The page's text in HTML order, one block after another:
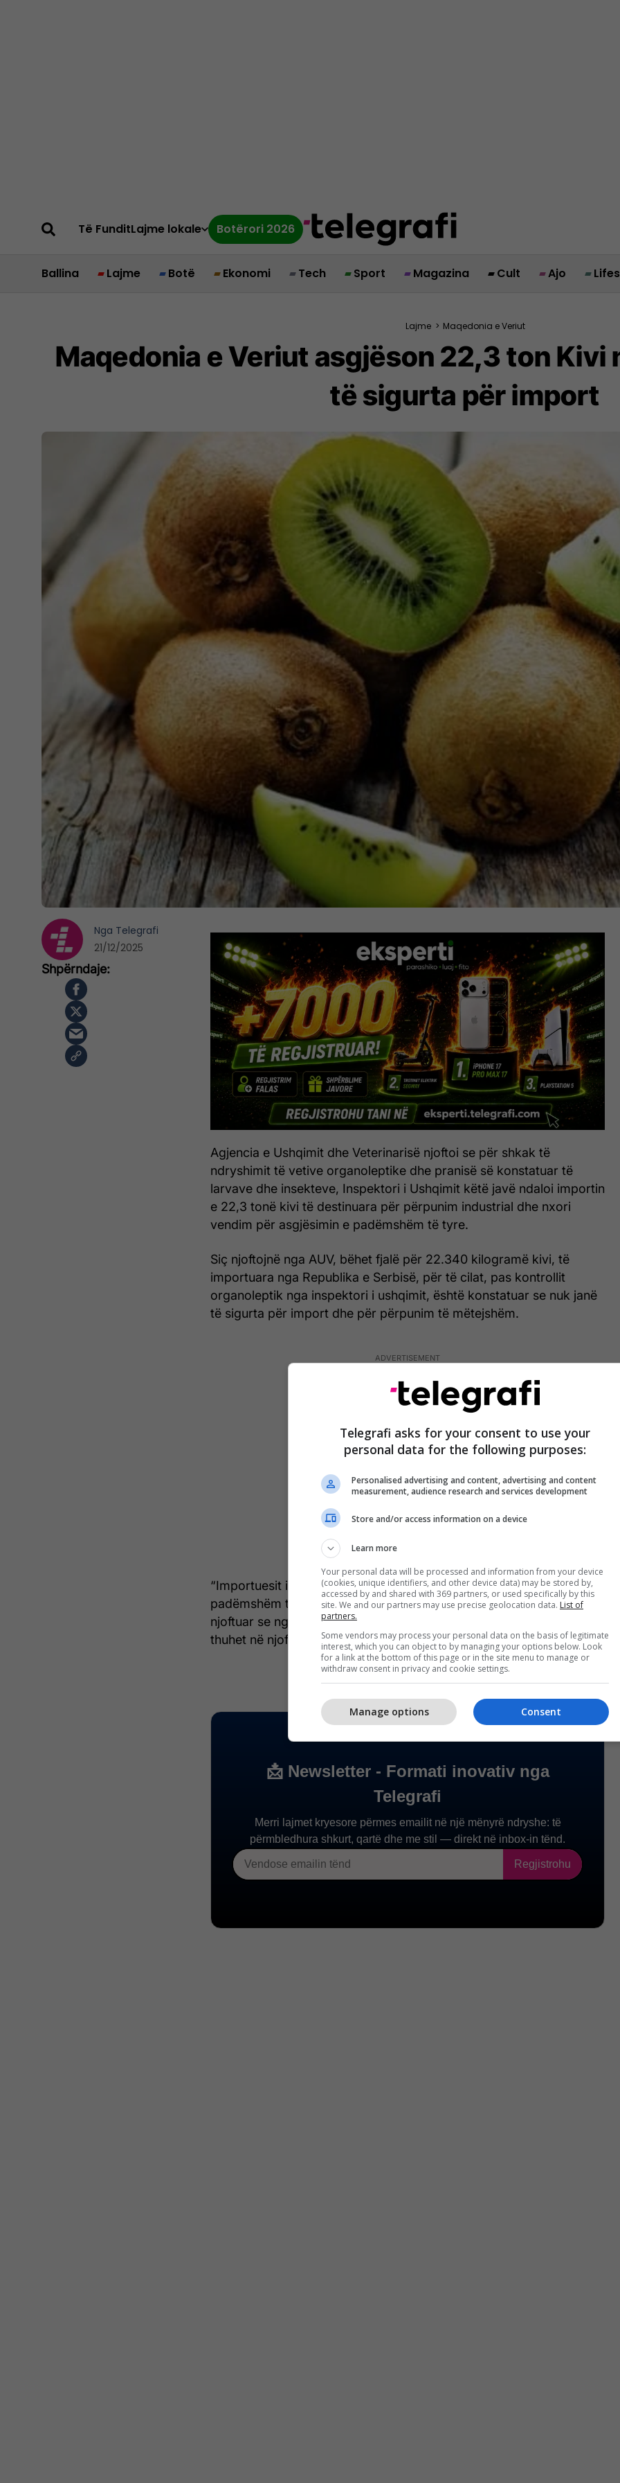
Të FunditLajme lokale Botërori 2026
Ballina Lajme Botë Ekonomi Tech Sport Magazina Cult Ajo
Lajme > Maqedonia e Veriut
Maqedonia e Veriut asgjëson 22,3 ton Kivi
të sigurta për import
Agjencia e Ushqimit dhe Veterinarisë njoftoi se për shkak të
ndryshimit të vetive organoleptike dhe pranisë së konstatuar të
larvave dhe insekteve, Inspektori i Ushqimit këtë javë ndaloi importin
e 22,3 tonë kivi të destinuara për përpunim industrial dhe nxori
vendim për asgjësimin e padëmshëm të tyre.
Siç njoftojnë nga AUV, bëhet fjalë për 22.340 kilogramë kivi, të
importuara nga Republika e Serbisë, për të cilat, pas kontrollit
organoleptik nga inspektori i ushqimit, është konstatuar se nuk janë
të sigurta për import dhe për përpunim të mëtejshëm.
“Importuesit i është lëshuar vendim me urdhër për asgjësimin e
padëmshëm të sasisë së kontestuar të kivit, pasi nga ana e tij është
njoftuar se ngarkesa nuk mund të kthehet në vendin eksportues”,
thuhet në njoftimin e Agjencisë së Ushqimit dhe Veterinarisë.
Nga Telegrafi
21/12/2025
Telegrafi asks for your consent to use your
personal data for the following purposes:
Personalised advertising and content, advertising and content
measurement, audience research and services development
Store and/or access information on a device
Learn more
Your personal data will be processed and information from your device
(cookies, unique identifiers, and other device data) may be stored by,
accessed by and shared with 369 partners, or used specifically by this
site. We and our partners may use precise geolocation data. List of
partners.
Some vendors may process your personal data on the basis of legitimate
interest, which you can object to by managing your options below. Look
for a link at the bottom of this page or in the site menu to manage or
withdraw consent in privacy and cookie settings.
Consent
Manage options